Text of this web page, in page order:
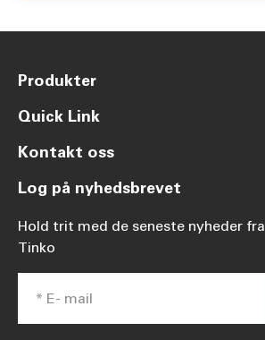
Produkter
Quick Link
Kontakt oss
Log på nyhedsbrevet
Hold trit med de seneste nyheder fra
Tinko